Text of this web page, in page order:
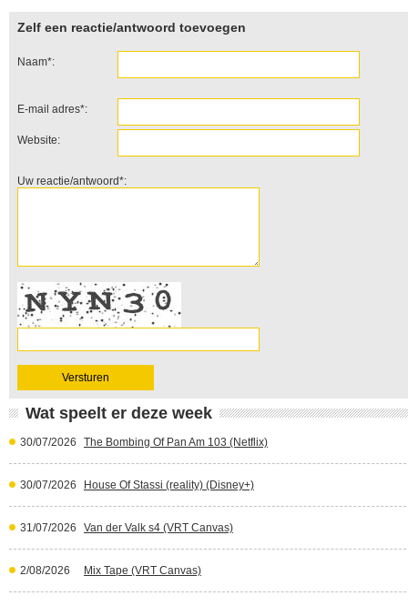
Zelf een reactie/antwoord toevoegen
Naam*:
E-mail adres*:
Website:
Uw reactie/antwoord*:
Wat speelt er deze week
30/07/2026 The Bombing Of Pan Am 103 (Netflix)
30/07/2026 House Of Stassi (reality) (Disney+)
31/07/2026 Van der Valk s4 (VRT Canvas)
2/08/2026 Mix Tape (VRT Canvas)